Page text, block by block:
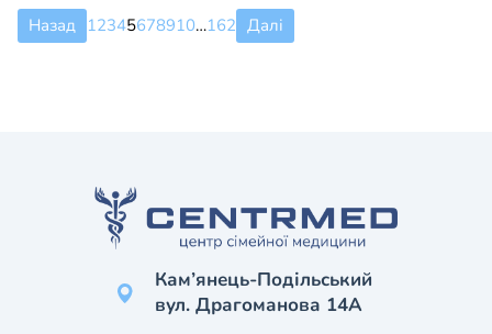
Назад 12345678910…162 Далі
Кам’янець-Подільський
вул. Драгоманова 14А